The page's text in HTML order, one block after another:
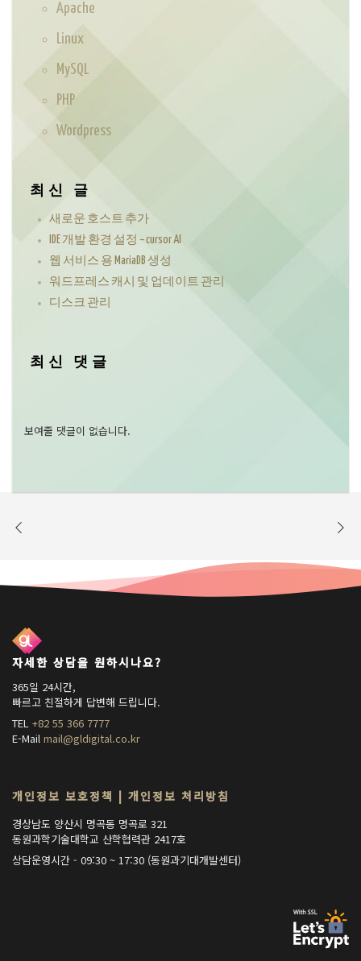
Apache
Linux
MySQL
PHP
Wordpress
최신 글
새로운 호스트 추가
IDE 개발 환경 설정 – cursor AI
웹 서비스 용 MariaDB 생성
워드프레스 캐시 및 업데이트 관리
디스크 관리
최신 댓글
보여줄 댓글이 없습니다.
자세한 상담을 원하시나요?
365일 24시간,
빠르고 친절하게 답변해 드립니다.
TEL +82 55 366 7777
E-Mail mail@gldigital.co.kr
개인정보 보호정책 | 개인정보 처리방침
경상남도 양산시 명곡동 명곡로 321
동원과학기술대학교 산학협력관 2417호
상담운영시간 - 09:30 ~ 17:30 (동원과기대개발센터)